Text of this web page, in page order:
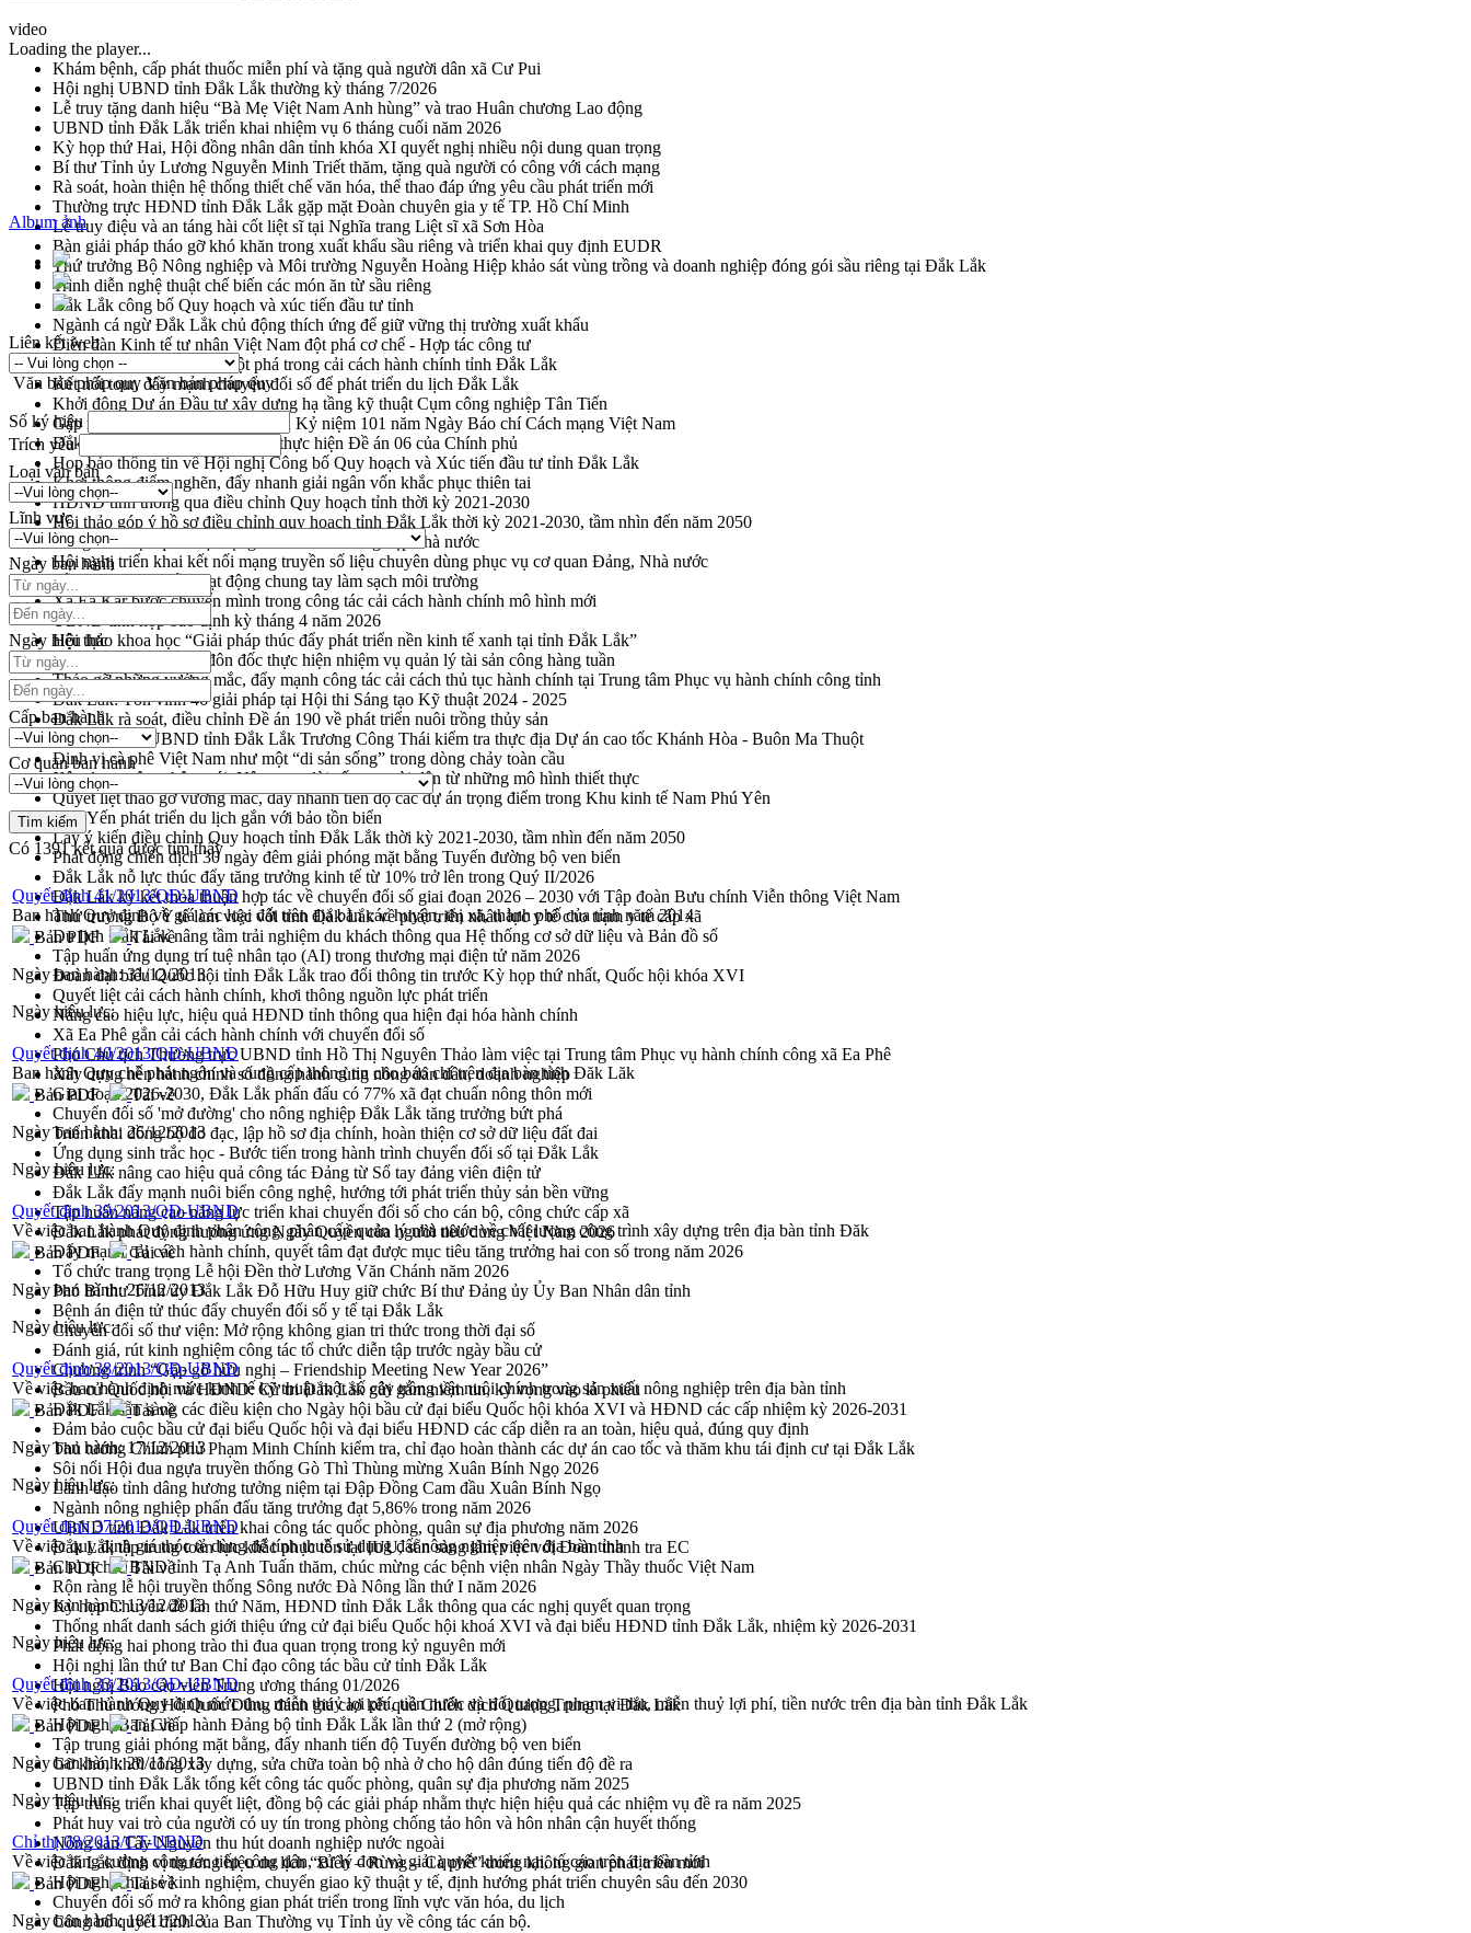
video
Loading the player...
Khám bệnh, cấp phát thuốc miễn phí và tặng quà người dân xã Cư Pui
Hội nghị UBND tỉnh Đắk Lắk thường kỳ tháng 7/2026
Lễ truy tặng danh hiệu “Bà Mẹ Việt Nam Anh hùng” và trao Huân chương Lao động
UBND tỉnh Đắk Lắk triển khai nhiệm vụ 6 tháng cuối năm 2026
Kỳ họp thứ Hai, Hội đồng nhân dân tỉnh khóa XI quyết nghị nhiều nội dung quan trọng
Bí thư Tỉnh ủy Lương Nguyễn Minh Triết thăm, tặng quà người có công với cách mạng
Rà soát, hoàn thiện hệ thống thiết chế văn hóa, thể thao đáp ứng yêu cầu phát triển mới
Thường trực HĐND tỉnh Đắk Lắk gặp mặt Đoàn chuyên gia y tế TP. Hồ Chí Minh
Lễ truy điệu và an táng hài cốt liệt sĩ tại Nghĩa trang Liệt sĩ xã Sơn Hòa
Bàn giải pháp tháo gỡ khó khăn trong xuất khẩu sầu riêng và triển khai quy định EUDR
Thứ trưởng Bộ Nông nghiệp và Môi trường Nguyễn Hoàng Hiệp khảo sát vùng trồng và doanh nghiệp đóng gói sầu riêng tại Đắk Lắk
Trình diễn nghệ thuật chế biến các món ăn từ sầu riêng
Đắk Lắk công bố Quy hoạch và xúc tiến đầu tư tỉnh
Ngành cá ngừ Đắk Lắk chủ động thích ứng để giữ vững thị trường xuất khẩu
Diễn đàn Kinh tế tư nhân Việt Nam đột phá cơ chế - Hợp tác công tư
Đề án 06 tạo bước ngoặt đột phá trong cải cách hành chính tỉnh Đắk Lắk
Kết nối tour, đẩy mạnh chuyển đổi số để phát triển du lịch Đắk Lắk
Khởi động Dự án Đầu tư xây dựng hạ tầng kỹ thuật Cụm công nghiệp Tân Tiến
Gặp mặt các cơ quan báo chí nhân Kỷ niệm 101 năm Ngày Báo chí Cách mạng Việt Nam
Đắk Lắk sơ kết 4 năm triển khai thực hiện Đề án 06 của Chính phủ
Họp báo thông tin về Hội nghị Công bố Quy hoạch và Xúc tiến đầu tư tỉnh Đắk Lắk
Khơi thông điểm nghẽn, đẩy nhanh giải ngân vốn khắc phục thiên tai
HĐND tỉnh thông qua điều chỉnh Quy hoạch tỉnh thời kỳ 2021-2030
Hội thảo góp ý hồ sơ điều chỉnh quy hoạch tỉnh Đắk Lắk thời kỳ 2021-2030, tầm nhìn đến năm 2050
Nâng cao hiệu quả hoạt động của các doanh nghiệp nhà nước
Hội nghị triển khai kết nối mạng truyền số liệu chuyên dùng phục vụ cơ quan Đảng, Nhà nước
Lễ phát động chuỗi hoạt động chung tay làm sạch môi trường
Xã Ea Kar bước chuyển mình trong công tác cải cách hành chính mô hình mới
UBND tỉnh họp báo định kỳ tháng 4 năm 2026
Hội thảo khoa học “Giải pháp thúc đẩy phát triển nền kinh tế xanh tại tỉnh Đắk Lắk”
Tăng cường giám sát, đôn đốc thực hiện nhiệm vụ quản lý tài sản công hàng tuần
Tháo gỡ những vướng mắc, đẩy mạnh công tác cải cách thủ tục hành chính tại Trung tâm Phục vụ hành chính công tỉnh
Đắk Lắk: Tôn vinh 46 giải pháp tại Hội thi Sáng tạo Kỹ thuật 2024 - 2025
Đắk Lắk rà soát, điều chỉnh Đề án 190 về phát triển nuôi trồng thủy sản
Phó Chủ tịch UBND tỉnh Đắk Lắk Trương Công Thái kiểm tra thực địa Dự án cao tốc Khánh Hòa - Buôn Ma Thuột
Định vị cà phê Việt Nam như một “di sản sống” trong dòng chảy toàn cầu
Xây dựng nông thôn mới: Nâng cao đời sống người dân từ những mô hình thiết thực
Quyết liệt tháo gỡ vướng mắc, đẩy nhanh tiến độ các dự án trọng điểm trong Khu kinh tế Nam Phú Yên
Hòn Yến phát triển du lịch gắn với bảo tồn biển
Lấy ý kiến điều chỉnh Quy hoạch tỉnh Đắk Lắk thời kỳ 2021-2030, tầm nhìn đến năm 2050
Phát động chiến dịch 30 ngày đêm giải phóng mặt bằng Tuyến đường bộ ven biển
Đắk Lắk nỗ lực thúc đẩy tăng trưởng kinh tế từ 10% trở lên trong Quý II/2026
Đắk Lắk ký kết thỏa thuận hợp tác về chuyển đổi số giai đoạn 2026 – 2030 với Tập đoàn Bưu chính Viễn thông Việt Nam
Thứ trưởng Bộ Y tế làm việc với tỉnh Đắk Lắk về phát triển nhân lực y tế cho trạm y tế cấp xã
Du lịch Đắk Lắk nâng tầm trải nghiệm du khách thông qua Hệ thống cơ sở dữ liệu và Bản đồ số
Tập huấn ứng dụng trí tuệ nhân tạo (AI) trong thương mại điện tử năm 2026
Đoàn đại biểu Quốc hội tỉnh Đắk Lắk trao đổi thông tin trước Kỳ họp thứ nhất, Quốc hội khóa XVI
Quyết liệt cải cách hành chính, khơi thông nguồn lực phát triển
Nâng cao hiệu lực, hiệu quả HĐND tỉnh thông qua hiện đại hóa hành chính
Xã Ea Phê gắn cải cách hành chính với chuyển đổi số
Phó Chủ tịch Thường trực UBND tỉnh Hồ Thị Nguyên Thảo làm việc tại Trung tâm Phục vụ hành chính công xã Ea Phê
Xây dựng nền hành chính số đồng hành cùng nông dân dân, doanh nghiệp
Giai đoạn 2026-2030, Đắk Lắk phấn đấu có 77% xã đạt chuẩn nông thôn mới
Chuyển đổi số 'mở đường' cho nông nghiệp Đắk Lắk tăng trưởng bứt phá
Triển khai đồng bộ đo đạc, lập hồ sơ địa chính, hoàn thiện cơ sở dữ liệu đất đai
Ứng dụng sinh trắc học - Bước tiến trong hành trình chuyển đổi số tại Đắk Lắk
Đắk Lắk nâng cao hiệu quả công tác Đảng từ Sổ tay đảng viên điện tử
Đắk Lắk đẩy mạnh nuôi biển công nghệ, hướng tới phát triển thủy sản bền vững
Tập huấn nâng cao năng lực triển khai chuyển đổi số cho cán bộ, công chức cấp xã
Đắk Lắk phát động hưởng ứng Ngày Quyền của người tiêu dùng Việt Nam 2026
Đẩy mạnh cải cách hành chính, quyết tâm đạt được mục tiêu tăng trưởng hai con số trong năm 2026
Tổ chức trang trọng Lễ hội Đền thờ Lương Văn Chánh năm 2026
Phó Bí thư Tỉnh ủy Đắk Lắk Đỗ Hữu Huy giữ chức Bí thư Đảng ủy Ủy Ban Nhân dân tỉnh
Bệnh án điện tử thúc đẩy chuyển đổi số y tế tại Đắk Lắk
Chuyển đổi số thư viện: Mở rộng không gian tri thức trong thời đại số
Đánh giá, rút kinh nghiệm công tác tổ chức diễn tập trước ngày bầu cử
Chương trình “Gặp gỡ hữu nghị – Friendship Meeting New Year 2026”
Bầu cử Quốc hội và HĐND: Cử tri Đắk Lắk gửi gắm niềm tin, kỳ vọng vào lá phiếu
Đắk Lắk sẵn sàng các điều kiện cho Ngày hội bầu cử đại biểu Quốc hội khóa XVI và HĐND các cấp nhiệm kỳ 2026-2031
Đảm bảo cuộc bầu cử đại biểu Quốc hội và đại biểu HĐND các cấp diễn ra an toàn, hiệu quả, đúng quy định
Thủ tướng Chính phủ Phạm Minh Chính kiểm tra, chỉ đạo hoàn thành các dự án cao tốc và thăm khu tái định cư tại Đắk Lắk
Sôi nổi Hội đua ngựa truyền thống Gò Thì Thùng mừng Xuân Bính Ngọ 2026
Lãnh đạo tỉnh dâng hương tưởng niệm tại Đập Đồng Cam đầu Xuân Bính Ngọ
Ngành nông nghiệp phấn đấu tăng trưởng đạt 5,86% trong năm 2026
UBND tỉnh Đắk Lắk triển khai công tác quốc phòng, quân sự địa phương năm 2026
Đắk Lắk tập trung toàn lực khắc phục tồn tại IUU, sẵn sàng làm việc với Đoàn thanh tra EC
Chủ tịch UBND tỉnh Tạ Anh Tuấn thăm, chúc mừng các bệnh viện nhân Ngày Thầy thuốc Việt Nam
Rộn ràng lễ hội truyền thống Sông nước Đà Nông lần thứ I năm 2026
Kỳ họp Chuyên đề lần thứ Năm, HĐND tỉnh Đắk Lắk thông qua các nghị quyết quan trọng
Thống nhất danh sách giới thiệu ứng cử đại biểu Quốc hội khoá XVI và đại biểu HĐND tỉnh Đắk Lắk, nhiệm kỳ 2026-2031
Phát động hai phong trào thi đua quan trọng trong kỷ nguyên mới
Hội nghị lần thứ tư Ban Chỉ đạo công tác bầu cử tỉnh Đắk Lắk
Hội nghị Báo cáo viên Trung ương tháng 01/2026
Phó Thủ tướng Hồ Quốc Dũng đánh giá cao kết quả Chiến dịch Quang Trung tại Đắk Lắk
Hội nghị Ban Chấp hành Đảng bộ tỉnh Đắk Lắk lần thứ 2 (mở rộng)
Tập trung giải phóng mặt bằng, đẩy nhanh tiến độ Tuyến đường bộ ven biển
Gỡ khó, khởi công xây dựng, sửa chữa toàn bộ nhà ở cho hộ dân đúng tiến độ đề ra
UBND tỉnh Đắk Lắk tổng kết công tác quốc phòng, quân sự địa phương năm 2025
Tập trung triển khai quyết liệt, đồng bộ các giải pháp nhằm thực hiện hiệu quả các nhiệm vụ đề ra năm 2025
Phát huy vai trò của người có uy tín trong phòng chống tảo hôn và hôn nhân cận huyết thống
Nông sản Tây Nguyên thu hút doanh nghiệp nước ngoài
Đắk Lắk định vị thương hiệu du lịch “Biển – Rừng – Cà phê” trong không gian phát triển mới
Hội nghị chia sẻ kinh nghiệm, chuyển giao kỹ thuật y tế, định hướng phát triển chuyên sâu đến 2030
Chuyển đổi số mở ra không gian phát triển trong lĩnh vực văn hóa, du lịch
Công bố quyết định của Ban Thường vụ Tỉnh ủy về công tác cán bộ.
Album ảnh
Liên kết web
Văn bản pháp quy Văn bản pháp quy
Số ký hiệu
Trích yếu
Loại văn bản
Lĩnh vực
Ngày ban hành
Ngày hiệu lực
Cấp ban hành
Cơ quan ban hành
Có 1391kết quả được tìm thấy
Quyết định 41/2013/QĐ-UBND
Ban hành Quy định về giá các loại đất trên địa bàn các huyện, thị xã, thành phố của tỉnh năm 2014
Bản PDF
Tải về
Ngày ban hành:31/12/2013
Ngày hiệu lực:
Quyết định 40/2013/QĐ-UBND
Ban hành Quy chế phát ngôn và cung cấp thông tin cho báo chí trên địa bàn tỉnh Đăk Lăk
Bản PDF
Tải về
Ngày ban hành: 26/12/2013
Ngày hiệu lực:
Quyết định 39/2013/QĐ-UBND
Về việc ban hành Quy định phân công, phân cấp quản lý nhà nước về chất lượng công trình xây dựng trên địa bàn tỉnh Đăk
Bản PDF
Tải về
Ngày ban hành:26/12/2013
Ngày hiệu lực:
Quyết định 38/2013/QĐ-UBND
Về việc ban hành định mức kinh tế kỹ thuật một số cây trồng vật nuôi chính trong sản xuất nông nghiệp trên địa bàn tỉnh
Bản PDF
Tải về
Ngày ban hành:17/12/2013
Ngày hiệu lực:
Quyết định 37/2013/QĐ-UBND
Về việc quy định giá thóc tẻ dùng để tính thuế sử dụng đất nông nghiệp trên địa bàn tỉnh
Bản PDF
Tải về
Ngày ban hành:13/12/2013
Ngày hiệu lực:
Quyết định 33/2013/QĐ-UBND
Về việc ban hành Quy định mức thu, miễn thuỷ lợi phí, tiền nước và đối tượng, phạm vi thu, miễn thuỷ lợi phí, tiền nước trên địa bàn tỉnh Đắk Lắk
Bản PDF
Tải về
Ngày ban hành:20/11/2013
Ngày hiệu lực:
Chỉ thị 08/2013/CT-UBND
Về việc tăng cường công tác tiếp công dân, xử lý đơn và giải quyết khiếu nại, tố cáo trên địa bàn tỉnh
Bản PDF
Tải về
Ngày ban hành:18/11/2013